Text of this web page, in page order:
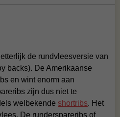
de rundvleesversie van
backs). De Amerikaanse
en wint enorm aan
zijn dus niet te
welbekende shortribs. Het
De runderspareribs of